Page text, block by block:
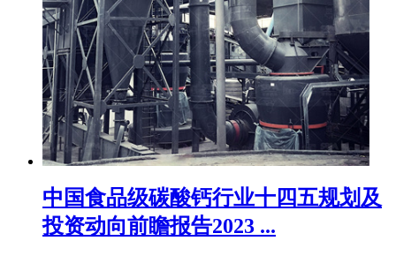
中国食品级碳酸钙行业十四五规划及
投资动向前瞻报告2023 ...